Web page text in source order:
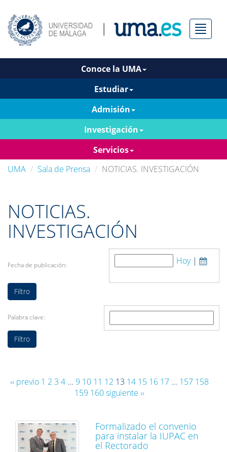
Menú
Conoce la UMA
Estudiar
Admisión
Investigación
Servicios
UMA
Sala de Prensa NOTICIAS. INVESTIGACIÓN
NOTICIAS.
INVESTIGACIÓN
Fecha de publicación: Hoy|
Palabra clave:
‹‹ previo 1 2 3 4 ... 9 10 11 12 13 14 15 16 17 ... 157 158
159 160siguiente ››
Formalizado el convenio
para instalar la IUPAC en
el Rectorado